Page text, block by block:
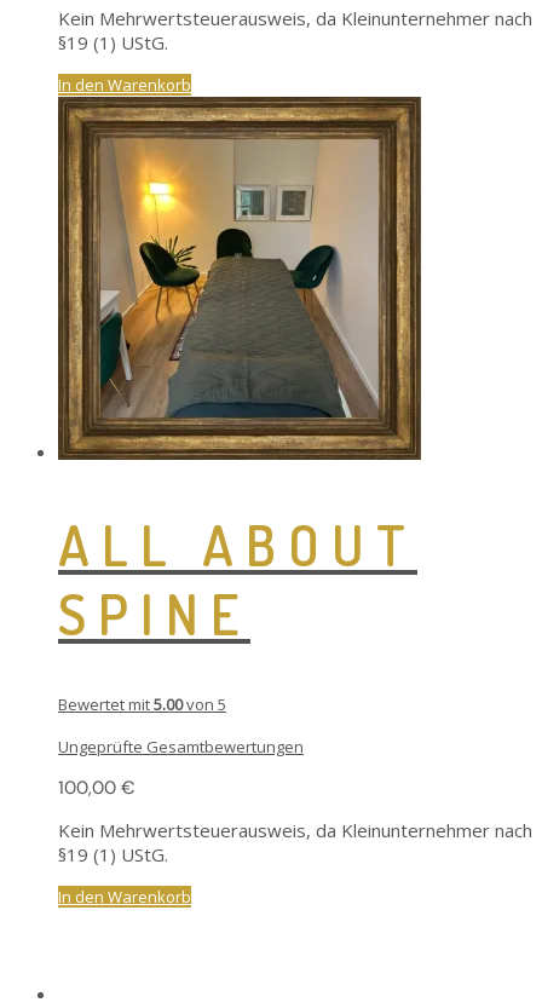
Kein Mehrwertsteuerausweis, da Kleinunternehmer nach
§19 (1) UStG.
In den Warenkorb
ALL ABOUT
SPINE
Bewertet mit5.00von 5
Ungeprüfte Gesamtbewertungen
100,00 €
Kein Mehrwertsteuerausweis, da Kleinunternehmer nach
§19 (1) UStG.
In den Warenkorb